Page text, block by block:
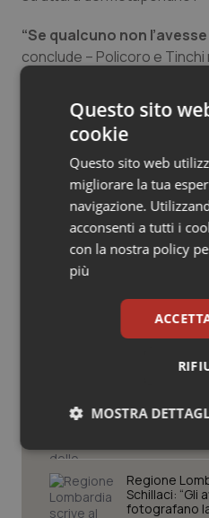
Sangue &
Tiroide
Tumore al seno
Tumore ovarico
Tumori del Polmone
Tumori
“Se qualcuno non
conclude – Policoro e
27 Maggio 2019
© Riproduzione riservata
Potrebbe
Basilicata
Spallanzani:
comprendere
Regione
Schillaci: “Gli
fotografano
Questo sito
cookie
Questo sito web
migliorare la tua
navigazione.
acconsenti a tutti i
con la nostra policy
più
MOSTRA
Necessari